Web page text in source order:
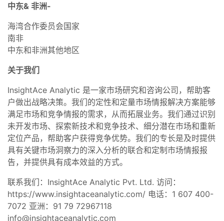
中东& 非洲-
海湾合作委员会国家
南非
中东和非洲其他地区
关于我们
InsightAce Analytic 是一家市场研究和咨询公司，帮助客
户做出战略决策。我们的定性和定量市场情报解决方案能够
满足市场和竞争情报的需求，从而拓展业务。我们通过识别
未开发市场、探索新技术和竞争技术、细分潜在市场和重新
定位产品，帮助客户获得竞争优势。我们的专长是及时提供
具有关键市场洞察力的深入分析的联合和定制市场情报报
告，并提供具有成本效益的方式。
联系我们：InsightAce Analytic Pvt. Ltd. 访问：
https://www.insightaceanalytic.com/ 电话：1 607 400-
7072 亚洲：91 79 72967118
info@insightaceanalytic.com